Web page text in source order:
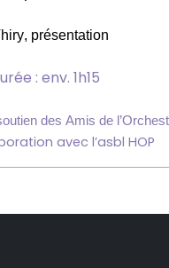
présentation
: env. 1h15
des Amis de
avec l’asbl HOP